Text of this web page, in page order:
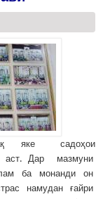
яке садоҳои
аст. Дар мазмуни
ба монанди он
намудан ғайри